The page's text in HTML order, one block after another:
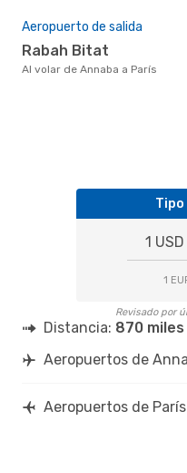
Aeropuerto de salida
Rabah Bitat
Al volar de Annaba a París
Tipo
1
1
Revisado por
Distancia: 870 miles
Aeropuertos de
Aeropuertos de París